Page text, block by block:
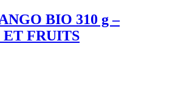
BIO 310 g –
ET FRUITS